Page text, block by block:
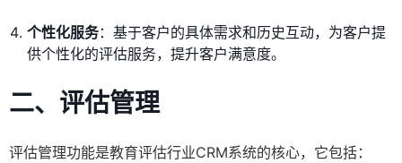
个性化服务：基于客户的具体需求和历史互动，为客户提
供个性化的评估服务，提升客户满意度。
二、评估管理
评估管理功能是教育评估行业CRM系统的核心，它包括：